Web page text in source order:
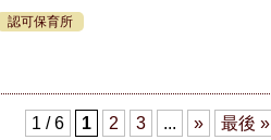
認可保育所
1 / 6 1 2 3 ... » 最後 »